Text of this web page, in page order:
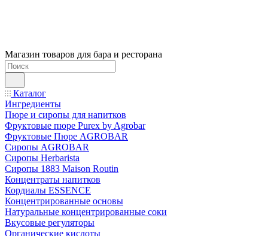
Магазин товаров для бара и ресторана
Каталог
Ингредиенты
Пюре и сиропы для напитков
Фруктовые пюре Purex by Agrobar
Фруктовые Пюре AGROBAR
Сиропы AGROBAR
Сиропы Herbarista
Сиропы 1883 Maison Routin
Концентраты напитков
Кордиалы ESSENCE
Концентрированные основы
Натуральные концентрированные соки
Вкусовые регуляторы
Органические кислоты